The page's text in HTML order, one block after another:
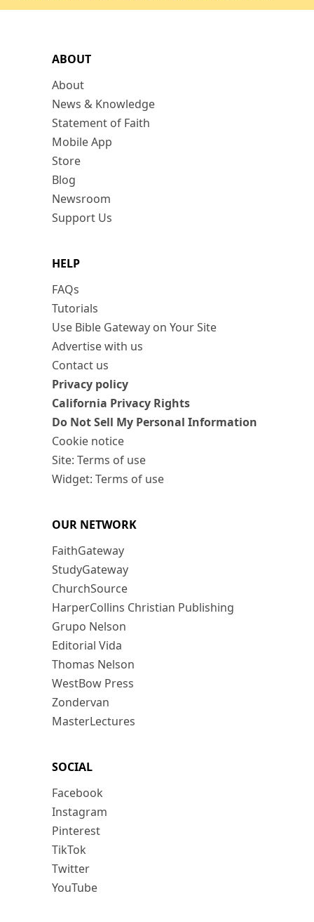
ABOUT
About
News & Knowledge
Statement of Faith
Mobile App
Store
Blog
Newsroom
Support Us
HELP
FAQs
Tutorials
Use Bible Gateway on Your Site
Advertise with us
Contact us
Privacy policy
California Privacy Rights
Do Not Sell My Personal Information
Cookie notice
Site: Terms of use
Widget: Terms of use
OUR NETWORK
FaithGateway
StudyGateway
ChurchSource
HarperCollins Christian Publishing
Grupo Nelson
Editorial Vida
Thomas Nelson
WestBow Press
Zondervan
MasterLectures
SOCIAL
Facebook
Instagram
Pinterest
TikTok
Twitter
YouTube